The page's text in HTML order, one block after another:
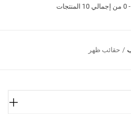
/ حقائب ظهر